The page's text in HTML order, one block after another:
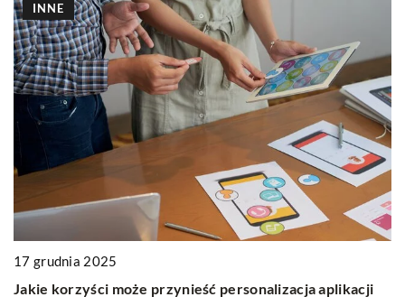
INNE
17 grudnia 2025
Jakie korzyści może przynieść personalizacja aplikacji